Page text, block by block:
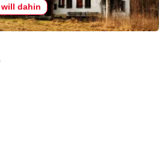
will dahin